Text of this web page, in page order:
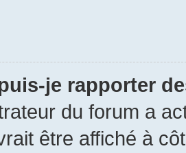
je rapporter
du forum a
être affiché à